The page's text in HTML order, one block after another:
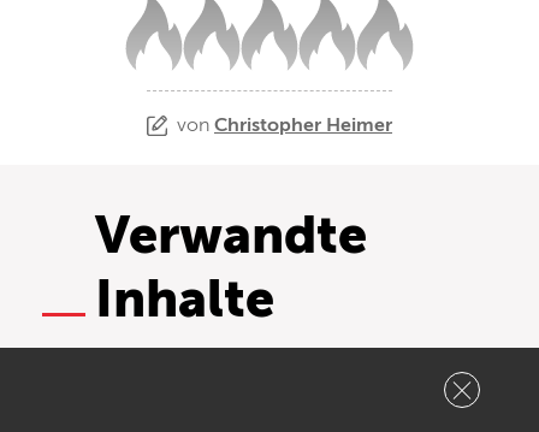
von Christopher Heimer
Verwandte
Inhalte